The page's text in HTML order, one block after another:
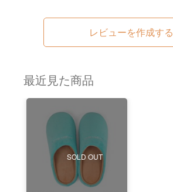
レビューを作成する
最近見た商品
SOLD OUT